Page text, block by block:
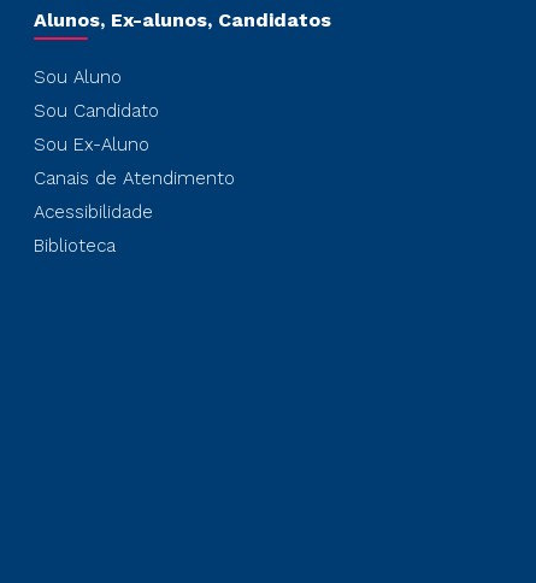
Alunos, Ex-alunos, Candidatos
Sou Aluno
Sou Candidato
Sou Ex-Aluno
Canais de Atendimento
Acessibilidade
Biblioteca